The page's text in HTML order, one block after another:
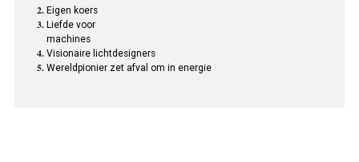
Eigen koers
Liefde voor
machines
Visionaire lichtdesigners
Wereldpionier zet afval om in energie